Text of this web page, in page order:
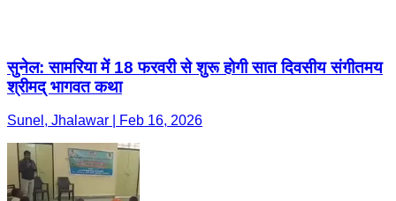
सुनेल: सामरिया में 18 फरवरी से शुरू होगी सात दिवसीय संगीतमय
श्रीमद् भागवत कथा
Sunel, Jhalawar | Feb 16, 2026